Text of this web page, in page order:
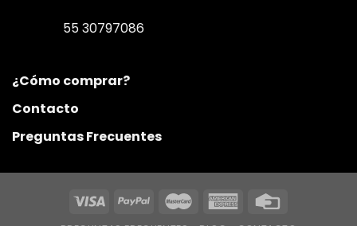
55 30797086
¿Cómo comprar?
Contacto
Preguntas Frecuentes